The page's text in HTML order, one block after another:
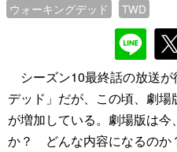
ウォーキングデッド
TWD
シーズン10最終話の放送が
デッド」だが、この頃、劇
が増加している。劇場版は
か？ どんな内容になるの